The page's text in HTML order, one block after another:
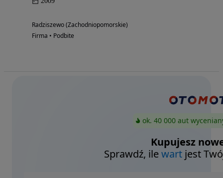
Radziszewo (Zachodniopomorskie)
Firma • Podbite
ok. 40 000 aut
Kupujesz
Sprawdź, ilewart jest